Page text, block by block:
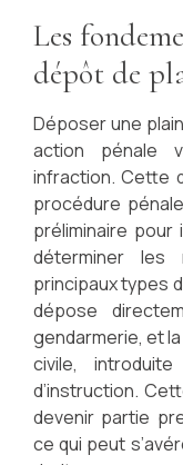
Les
dépôt de
Déposer une
action pénale
infraction. Cette
procédure
préliminaire pour
déterminer les
principaux types
dépose
gendarmerie, et
civile,
d’instruction.
devenir partie
ce qui peut